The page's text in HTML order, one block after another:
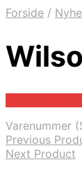
Forside /
Varenummer
Previous
Next Product